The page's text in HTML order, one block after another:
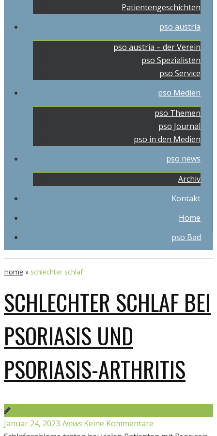
Patientengeschichten
pso austria
pso austria – der Verein
pso Spezialisten
pso Service
pso Medien
pso Themen
pso Journal
pso in den Medien
pso news
Archiv
Kontakt
Home
pso Bad
Home » schlechter schlaf
SCHLECHTER SCHLAF BEI
PSORIASIS UND
PSORIASIS-ARTHRITIS
Januar 24, 2023 News Keine Kommentare